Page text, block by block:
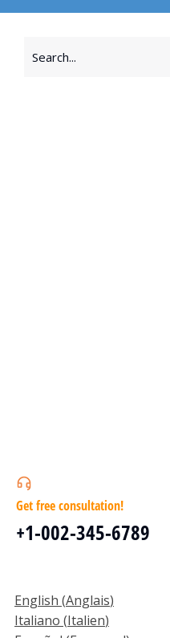
Get free consultation!
+1-002-345-6789
English (Anglais)
Italiano (Italien)